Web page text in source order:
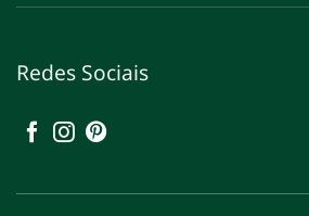
Redes Sociais